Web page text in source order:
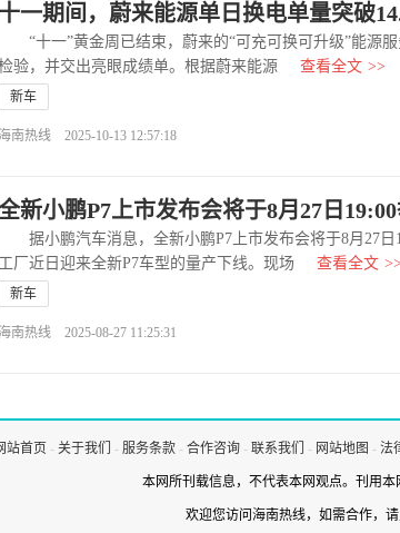
十一期间，蔚来能源单日换电单量突破
“十一”黄金周已结束，蔚来的“可充可换可升级”能源服
验，并交出亮眼成绩单。根据蔚来能源
查看全文 >>
新车
海南热线 2025-10-13 12:57:18
新小鹏P7上市发布会将于8月27日
据小鹏汽车消息，全新小鹏P7上市发布会将于8月27日
工厂近日迎来全新P7车型的量产下线。现场
查看全文 >>
新车
海南热线 2025-08-27 11:25:31
站首页 - 关于我们 - 服务条款 - 合作咨询 - 联系我们 - 网站地图 - 法
本网所刊载信息，不代表本网观点。刊用本
欢迎您访问海南热线，如需合作，